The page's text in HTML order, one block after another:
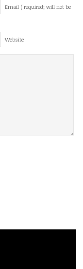
Email ( required; will not be
Website